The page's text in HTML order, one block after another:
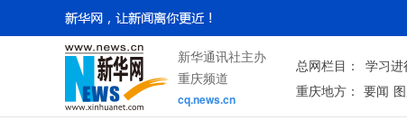
新华通讯社主办
重庆频道
cq.news.cn
总网栏目： 学习进
重庆地方： 要闻